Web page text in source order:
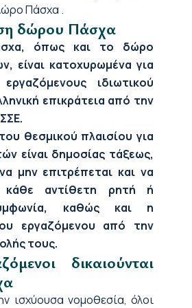
Πάσχα .
δώρου Πάσχα
όπως και το δώρο
είναι κατοχυρωμένα για
ιδιωτικού
επικράτεια από την
θεσμικού πλαισίου για
είναι δημοσίας τάξεως,
μην επιτρέπεται και να
κάθε αντίθετη ρητή ή
καθώς και η
εργαζόμενου από την
τους.
δικαιούνται
ισχύουσα νομοθεσία, όλοι